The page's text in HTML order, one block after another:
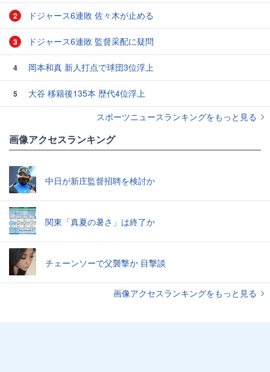
2 ドジャース6連敗 佐々木が止める
3 ドジャース6連敗 監督采配に疑問
4 岡本和真 新人打点で球団3位浮上
5
大谷 移籍後135本 歴代4位浮上
スポーツニュースランキングをもっと見る
画像アクセスランキング
中日が新庄監督招聘を検討か
関東「真夏の暑さ」は終了か
チェーンソーで父襲撃か 目撃談
画像アクセスランキングをもっと見る